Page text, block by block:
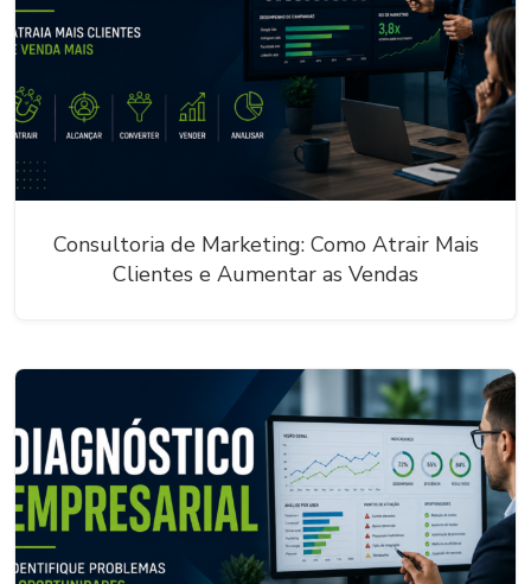
Consultoria de Marketing: Como Atrair Mais
Clientes e Aumentar as Vendas